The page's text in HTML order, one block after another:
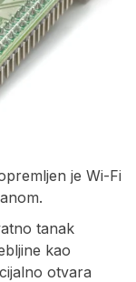
je Wi-Fi
tanak
kao
otvara